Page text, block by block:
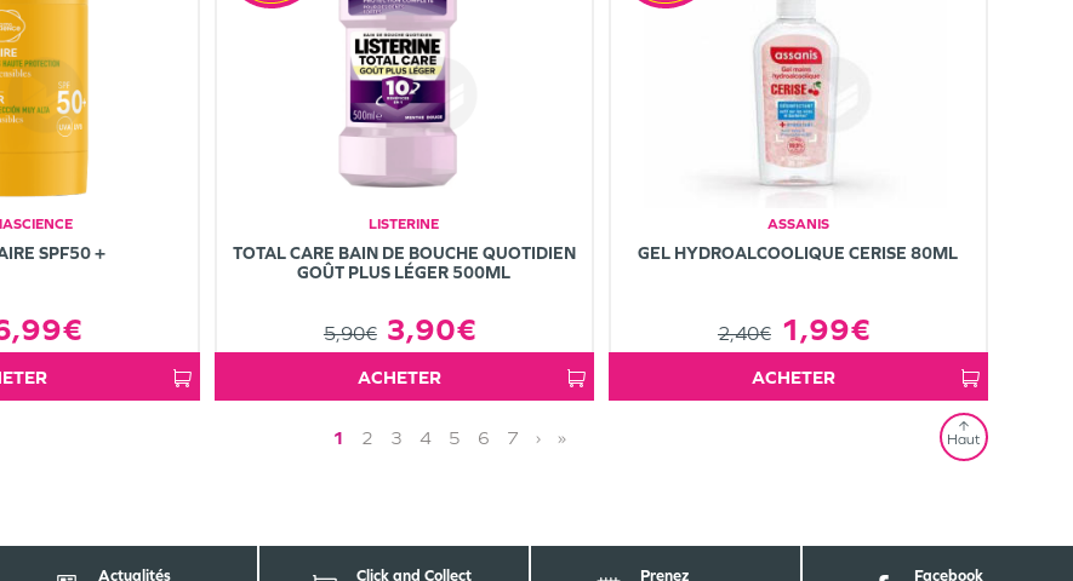
SPF50 +
LISTERINE
TOTAL CARE BAIN DE BOUCHE QUOTIDIEN
GOÛT PLUS LÉGER 500ML
5,90€ 3,90€
ACHETER
ASSANIS
GEL HYDROALCOOLIQUE CERISE 80ML
2,40€ 1,99€
ACHETER
1 2 3 4 5 6 7 › » Haut
Actualités Click and Collect Prenez Facebook